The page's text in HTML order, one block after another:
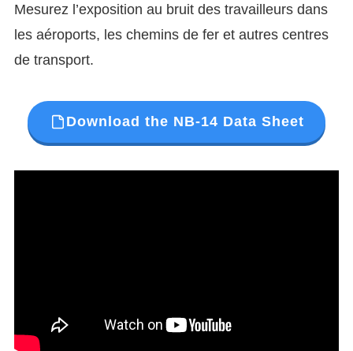
Mesurez l’exposition au bruit des travailleurs dans
les aéroports, les chemins de fer et autres centres
de transport.
Download the NB-14 Data Sheet